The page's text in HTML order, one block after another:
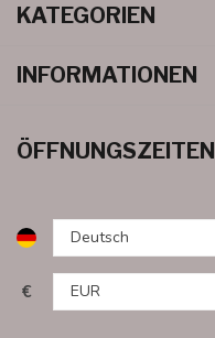
KATEGORIEN
INFORMATIONEN
ÖFFNUNGSZEITEN
€